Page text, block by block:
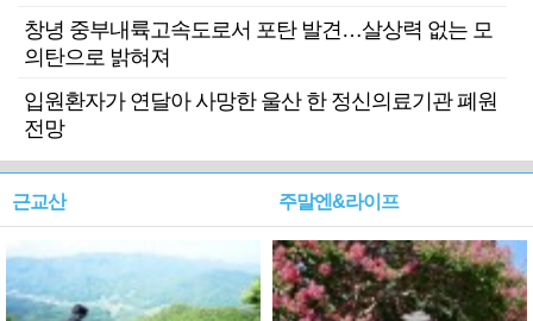
창녕 중부내륙고속도로서 포탄 발견…살상력 없는 모
의탄으로 밝혀져
입원환자가 연달아 사망한 울산 한 정신의료기관 폐원
전망
근교산 주말엔&라이프